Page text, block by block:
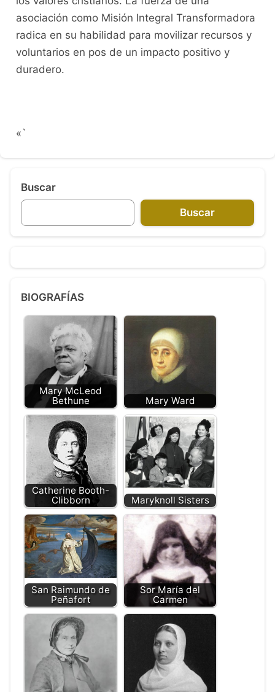
asociación como Misión Integral Transformadora
radica en su habilidad para movilizar recursos y
voluntarios en pos de un impacto positivo y
duradero.
«`
Buscar
Buscar
BIOGRAFÍAS
Mary McLeod
Bethune
Mary Ward
Catherine Booth-
Clibborn
Maryknoll Sisters
San Raimundo de
Peñafort
Sor María del
Carmen